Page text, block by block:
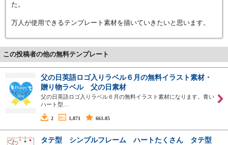
た。
万人が使用できるテンプレート素材を描いていきたいと思います。
この投稿者の他の無料テンプレート
父の日英語ロゴ入りラベル６月の無料イラスト素材・
贈り物ラベル 父の日素材
父の日英語ロゴ入りラベル６月の無料イラスト素材になります。青い
ハート型…
2 1,871 661.85
タテ型 シンプルフレーム ハートたくさん タテ型